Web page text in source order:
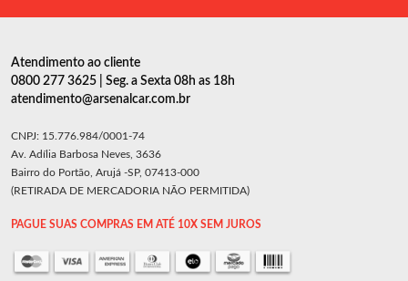
Atendimento ao cliente
0800 277 3625 | Seg. a Sexta 08h as 18h
atendimento@arsenalcar.com.br
CNPJ: 15.776.984/0001-74
Av. Adília Barbosa Neves, 3636
Bairro do Portão, Arujá -SP, 07413-000
(RETIRADA DE MERCADORIA NÃO PERMITIDA)
PAGUE SUAS COMPRAS EM ATÉ 10X SEM JUROS